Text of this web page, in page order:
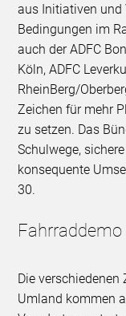
aus Initiativen und
Bedingungen im
auch der ADFC
Köln, ADFC
RheinBerg/
Zeichen für mehr
zu setzen. Das
Schulwege,
konsequente
30.
Die
Umland kommen